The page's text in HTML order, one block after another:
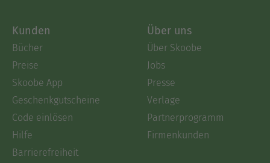
Kunden
Bücher
Preise
Skoobe App
Geschenkgutscheine
Code einlösen
Hilfe
Barrierefreiheit
Über uns
Über Skoobe
Jobs
Presse
Verlage
Partnerprogramm
Firmenkunden